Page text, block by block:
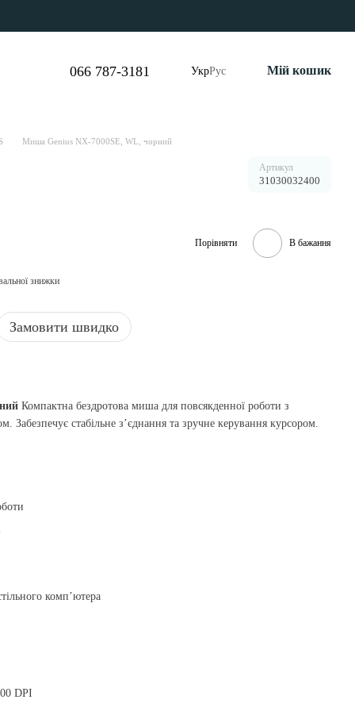
066 787-3181 УкрРус Мій кошик
Миша Genius NX-7000SE, WL, чорний
Артикул
31030032400
Порівняти В бажання
знижки
Замовити швидко
Компактна бездротова миша для повсякденної роботи з
Забезпечує стабільне з’єднання та зручне керування курсором.
комп’ютера
DPI